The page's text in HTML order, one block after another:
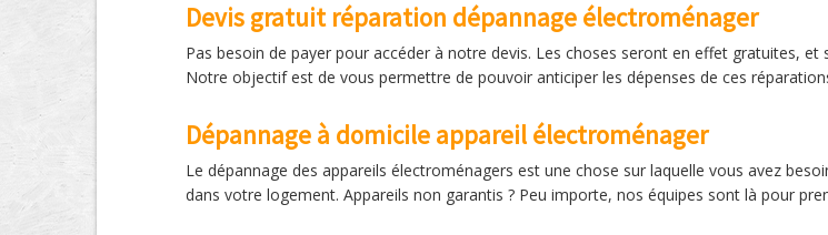
Devis gratuit réparation dépannage électroménager
Pas besoin de payer pour accéder à notre devis. Les choses seront en effet gratuites,
Notre objectif est de vous permettre de pouvoir anticiper les dépenses de ces
Dépannage à domicile appareil électroménager
Le dépannage des appareils électroménagers est une chose sur laquelle vous avez
dans votre logement. Appareils non garantis ? Peu importe, nos équipes sont là pour